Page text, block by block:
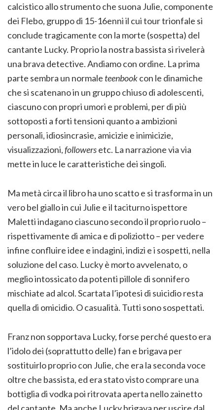
calcistico allo strumento che suona Julie, componente
dei Flebo, gruppo di 15-16enni il cui tour trionfale si
conclude tragicamente con la morte (sospetta) del
cantante Lucky. Proprio la nostra bassista si rivelerà
una brava detective. Andiamo con ordine. La prima
parte sembra un normale teenbookcon le dinamiche
che si scatenano in un gruppo chiuso di adolescenti,
ciascuno con propri umori e problemi, per di più
sottoposti a forti tensioni quanto a ambizioni
personali, idiosincrasie, amicizie e inimicizie,
visualizzazioni,followersetc. La narrazione via via
mette in luce le caratteristiche dei singoli.
Ma metà circa il libro ha uno scatto e si trasforma in un
vero bel giallo in cui Julie e il taciturno ispettore
Maletti indagano ciascuno secondo il proprio ruolo –
rispettivamente di amica e di poliziotto – per vedere
infine confluire idee e indagini, indizi e i sospetti, nella
soluzione del caso. Lucky è morto avvelenato, o
meglio intossicato da potenti pillole di sonnifero
mischiate ad alcol. Scartata l’ipotesi di suicidio resta
quella di omicidio. O casualità. Tutti sono sospettati.
Franz non sopportava Lucky, forse perché questo era
l’idolo dei (soprattutto delle) fan e brigava per
sostituirlo proprio con Julie, che era la seconda voce
oltre che bassista, ed era stato visto comprare una
bottiglia di vodka poi ritrovata aperta nello zainetto
del cantante. Ma anche Lucky brigava per uscire dal